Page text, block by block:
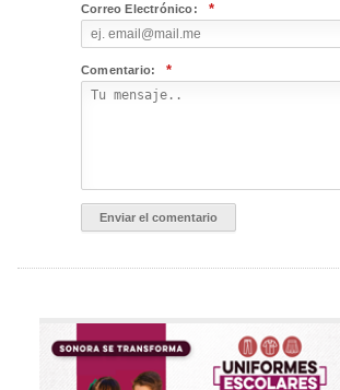
Correo Electrónico: *
Comentario: *